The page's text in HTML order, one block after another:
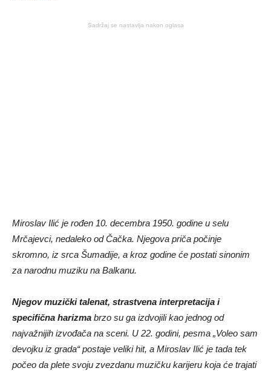
Sadržaj se nastavlja nakon oglasa
Miroslav Ilić je rođen 10. decembra 1950. godine u selu
Mrčajevci, nedaleko od Čačka. Njegova priča počinje
skromno, iz srca Šumadije, a kroz godine će postati sinonim
za narodnu muziku na Balkanu.
Njegov muzički talenat, strastvena interpretacija i
specifična harizma brzo su ga izdvojili kao jednog od
najvažnijih izvođača na sceni. U 22. godini, pesma „Voleo sam
devojku iz grada“ postaje veliki hit, a Miroslav Ilić je tada tek
počeo da plete svoju zvezdanu muzičku karijeru koja će trajati